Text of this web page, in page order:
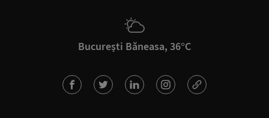
București Băneasa, 36°C